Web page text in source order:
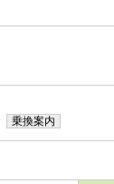
乗換案内